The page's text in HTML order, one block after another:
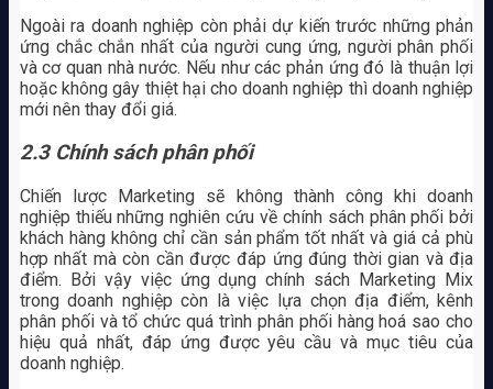
Ngoài ra doanh nghiệp còn phải dự kiến trước những phản
ứng chắc chắn nhất của người cung ứng, người phân phối
và cơ quan nhà nước. Nếu như các phản ứng đó là thuận lợi
hoặc không gây thiệt hại cho doanh nghiệp thì doanh nghiệp
mới nên thay đổi giá.
2.3 Chính sách phân phối
Chiến lược Marketing sẽ không thành công khi doanh
nghiệp thiếu những nghiên cứu về chính sách phân phối bởi
khách hàng không chỉ cần sản phẩm tốt nhất và giá cả phù
hợp nhất mà còn cần được đáp ứng đúng thời gian và địa
điểm. Bởi vậy việc ứng dụng chính sách Marketing Mix
trong doanh nghiệp còn là việc lựa chọn địa điểm, kênh
phân phối và tổ chức quá trình phân phối hàng hoá sao cho
hiệu quả nhất, đáp ứng được yêu cầu và mục tiêu của
doanh nghiệp.